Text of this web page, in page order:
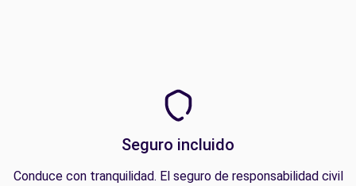
Seguro incluido
Conduce con tranquilidad. El seguro de responsabilidad civil